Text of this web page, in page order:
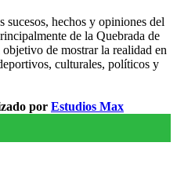
hechos y opiniones del
de la Quebrada de
de mostrar la realidad en
culturales, políticos y
por Estudios Max